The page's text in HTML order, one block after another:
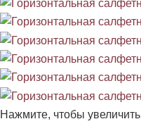
Нажмите, чтобы увеличить